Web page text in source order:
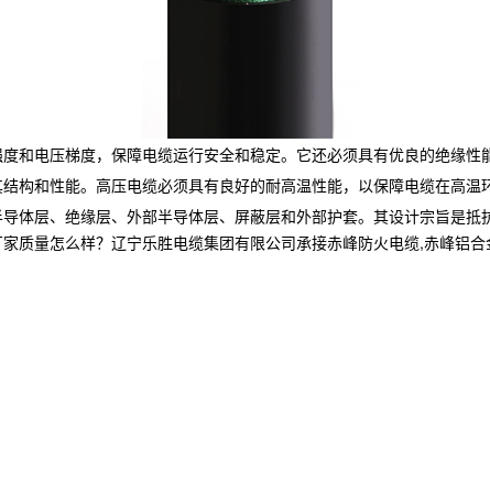
电压梯度，保障电缆运行安全和稳定。它还必须具有优良的绝缘
和性能。高压电缆必须具有良好的耐高温性能，以保障电缆在高温
层、绝缘层、外部半导体层、屏蔽层和外部护套。其设计宗旨是抵
质量怎么样？辽宁乐胜电缆集团有限公司承接赤峰防火电缆,赤峰铝